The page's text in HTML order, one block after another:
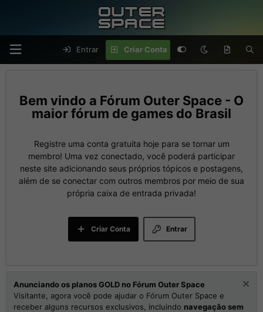
Entrar Criar Conta
Fórum Outer Space - O
maior fórum de games do Brasil
Registre uma conta gratuita hoje para se tornar um
membro! Uma vez conectado, você poderá participar
neste site adicionando seus próprios tópicos e postagens,
além de se conectar com outros membros por meio de sua
própria caixa de entrada privada!
Entrar
Criar Conta
Anunciando os planos GOLD no Fórum Outer Space
Visitante, agora você pode ajudar o Fórum Outer Space e
receber alguns recursos exclusivos, incluindo navegação sem